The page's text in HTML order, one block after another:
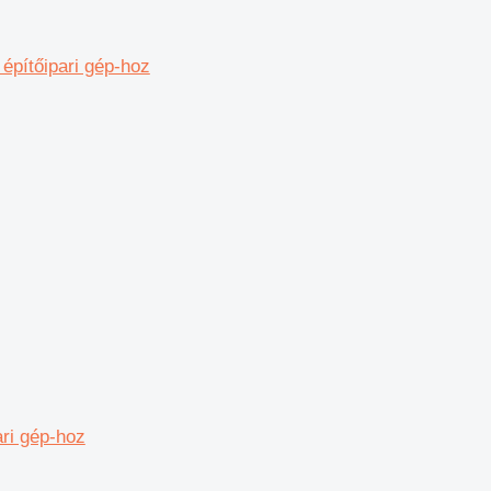
gép-hoz
gép-hoz